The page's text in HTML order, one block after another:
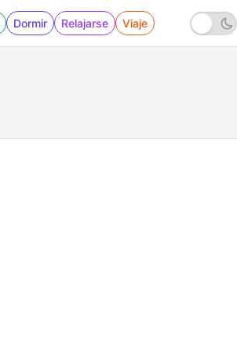
Dormir Relajarse Viaje